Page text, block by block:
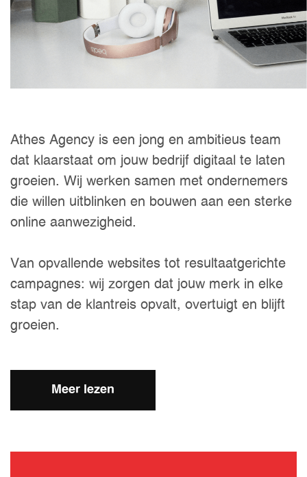
Athes Agency is een jong en ambitieus team
dat klaarstaat om jouw bedrijf digitaal te laten
groeien. Wij werken samen met ondernemers
die willen uitblinken en bouwen aan een sterke
online aanwezigheid.
Van opvallende websites tot resultaatgerichte
campagnes: wij zorgen dat jouw merk in elke
stap van de klantreis opvalt, overtuigt en blijft
groeien.
Meer lezen